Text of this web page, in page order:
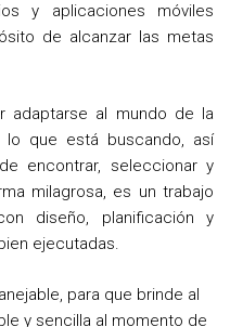
y aplicaciones móviles
de alcanzar las metas
adaptarse al mundo de la
que está buscando, así
encontrar, seleccionar y
milagrosa, es un trabajo
diseño, planificación y
ejecutadas.
para que brinde al
y sencilla al momento de